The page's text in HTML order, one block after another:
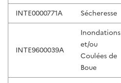
INTE0000771A Sécheresse
INTE9600039A
Inondations
et/ou
Coulées de
Boue